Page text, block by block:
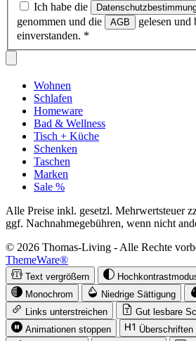
Ich habe die
genommen und die
AGB
gelesen und
einverstanden. *
Wohnen
Schlafen
Homeware
Bad & Wellness
Tisch + Küche
Schenken
Taschen
Marken
Sale %
Alle Preise inkl. gesetzl. Mehrwertsteuer
ggf. Nachnahmegebühren, wenn nicht
© 2026 Thomas-Living - Alle Rechte
ThemeWare®
Text vergrößern
Monochrom
Niedrige Sättigung
Links unterstreichen
Gut lesbare
Animationen stoppen
Überschriften